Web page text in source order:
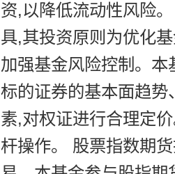
资,以降低流动性风险
具,其投资原则为优化
加强基金风险控制。
标的证券的基本面趋
素,对权证进行合理定
杆操作。 股票指数期